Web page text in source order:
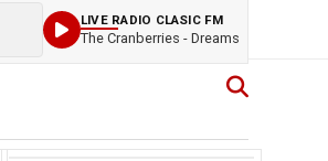
LIVE RADIO CLASIC FM
The Cranberries - Dreams